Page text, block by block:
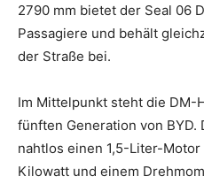
2790 mm bietet der Seal 06
Passagiere und behält
der Straße bei.
Im Mittelpunkt steht die DM-
fünften Generation von
nahtlos einen 1,5-Liter-
Kilowatt und einem